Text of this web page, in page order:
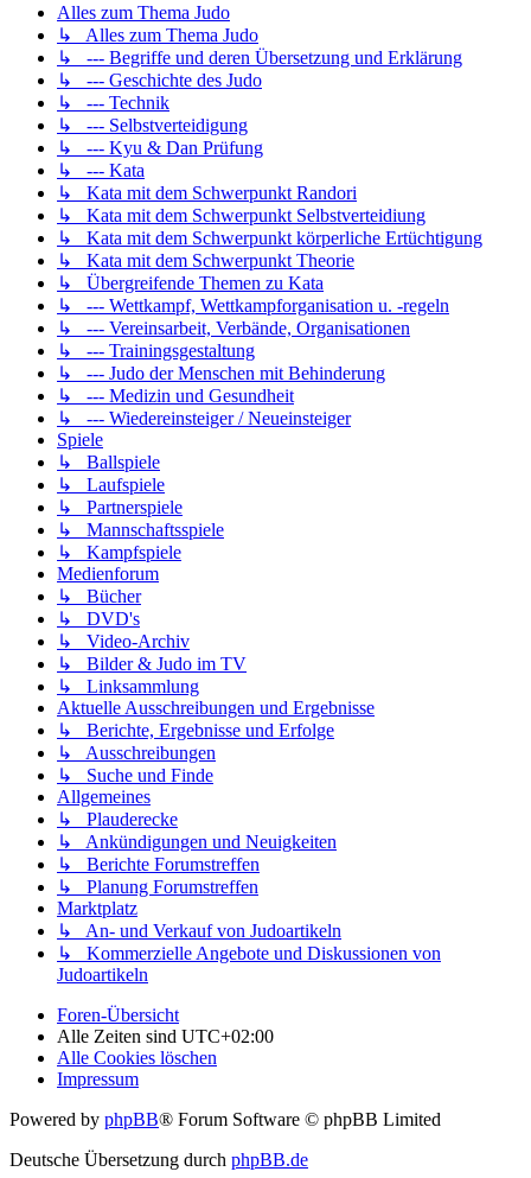
Alles zum Thema Judo
↳ Alles zum Thema Judo
↳ --- Begriffe und deren Übersetzung und Erklärung
↳ --- Geschichte des Judo
↳ --- Technik
↳ --- Selbstverteidigung
↳ --- Kyu & Dan Prüfung
↳ --- Kata
↳ Kata mit dem Schwerpunkt Randori
↳ Kata mit dem Schwerpunkt Selbstverteidiung
↳ Kata mit dem Schwerpunkt körperliche Ertüchtigung
↳ Kata mit dem Schwerpunkt Theorie
↳ Übergreifende Themen zu Kata
↳ --- Wettkampf, Wettkampforganisation u. -regeln
↳ --- Vereinsarbeit, Verbände, Organisationen
↳ --- Trainingsgestaltung
↳ --- Judo der Menschen mit Behinderung
↳ --- Medizin und Gesundheit
↳ --- Wiedereinsteiger / Neueinsteiger
Spiele
↳ Ballspiele
↳ Laufspiele
↳ Partnerspiele
↳ Mannschaftsspiele
↳ Kampfspiele
Medienforum
↳ Bücher
↳ DVD's
↳ Video-Archiv
↳ Bilder & Judo im TV
↳ Linksammlung
Aktuelle Ausschreibungen und Ergebnisse
↳ Berichte, Ergebnisse und Erfolge
↳ Ausschreibungen
↳ Suche und Finde
Allgemeines
↳ Plauderecke
↳ Ankündigungen und Neuigkeiten
↳ Berichte Forumstreffen
↳ Planung Forumstreffen
Marktplatz
↳ An- und Verkauf von Judoartikeln
↳ Kommerzielle Angebote und Diskussionen von
Judoartikeln
Foren-Übersicht
Alle Zeiten sind UTC+02:00
Alle Cookies löschen
Impressum
Powered by phpBB® Forum Software © phpBB Limited
Deutsche Übersetzung durch phpBB.de